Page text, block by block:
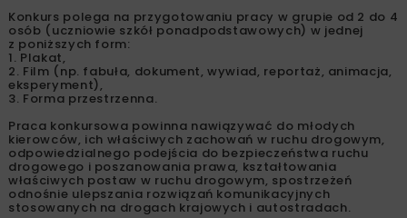
Konkurs polega na przygotowaniu pracy w grupie od 2 do 4
osób (uczniowie szkół ponadpodstawowych) w jednej
z poniższych form:
1. Plakat,
2. Film (np. fabuła, dokument, wywiad, reportaż, animacja,
eksperyment),
3. Forma przestrzenna.
Praca konkursowa powinna nawiązywać do młodych
kierowców, ich właściwych zachowań w ruchu drogowym,
odpowiedzialnego podejścia do bezpieczeństwa ruchu
drogowego i poszanowania prawa, kształtowania
właściwych postaw w ruchu drogowym, spostrzeżeń
odnośnie ulepszania rozwiązań komunikacyjnych
stosowanych na drogach krajowych i autostradach.